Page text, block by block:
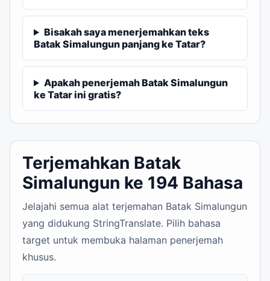
Bisakah saya menerjemahkan teks
Batak Simalungun panjang ke Tatar?
Apakah penerjemah Batak Simalungun
ke Tatar ini gratis?
Terjemahkan Batak
Simalungun ke 194 Bahasa
Jelajahi semua alat terjemahan Batak Simalungun
yang didukung StringTranslate. Pilih bahasa
target untuk membuka halaman penerjemah
khusus.